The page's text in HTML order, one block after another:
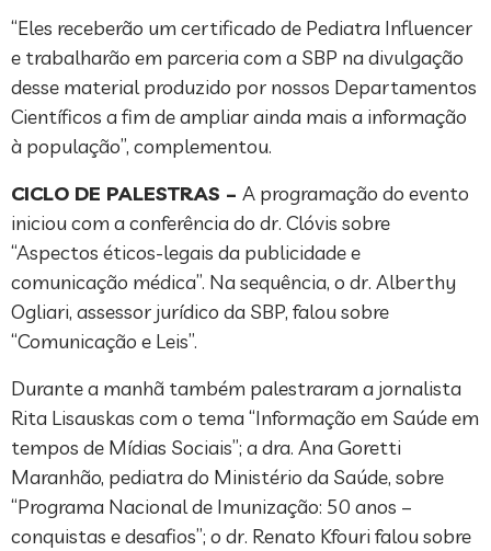
“Eles receberão um certificado de Pediatra Influencer
e trabalharão em parceria com a SBP na divulgação
desse material produzido por nossos Departamentos
Científicos a fim de ampliar ainda mais a informação
à população”, complementou.
CICLO DE PALESTRAS – A programação do evento
iniciou com a conferência do dr. Clóvis sobre
“Aspectos éticos-legais da publicidade e
comunicação médica”. Na sequência, o dr. Alberthy
Ogliari, assessor jurídico da SBP, falou sobre
“Comunicação e Leis”.
Durante a manhã também palestraram a jornalista
Rita Lisauskas com o tema “Informação em Saúde em
tempos de Mídias Sociais”; a dra. Ana Goretti
Maranhão, pediatra do Ministério da Saúde, sobre
“Programa Nacional de Imunização: 50 anos –
conquistas e desafios”; o dr. Renato Kfouri falou sobre